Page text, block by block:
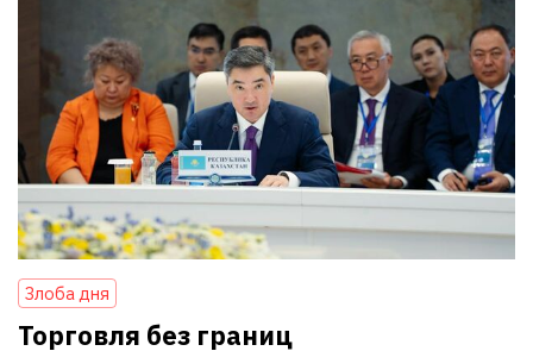
Злоба дня
Торговля без границ